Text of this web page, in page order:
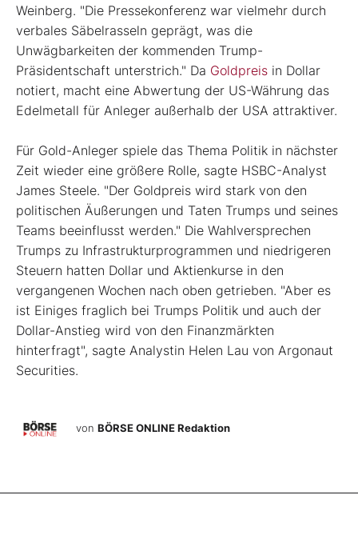
Weinberg. "Die Pressekonferenz war vielmehr durch
verbales Säbelrasseln geprägt, was die
Unwägbarkeiten der kommenden Trump-
Präsidentschaft unterstrich." Da Goldpreis in Dollar
notiert, macht eine Abwertung der US-Währung das
Edelmetall für Anleger außerhalb der USA attraktiver.
Für Gold-Anleger spiele das Thema Politik in nächster
Zeit wieder eine größere Rolle, sagte HSBC-Analyst
James Steele. "Der Goldpreis wird stark von den
politischen Äußerungen und Taten Trumps und seines
Teams beeinflusst werden." Die Wahlversprechen
Trumps zu Infrastrukturprogrammen und niedrigeren
Steuern hatten Dollar und Aktienkurse in den
vergangenen Wochen nach oben getrieben. "Aber es
ist Einiges fraglich bei Trumps Politik und auch der
Dollar-Anstieg wird von den Finanzmärkten
hinterfragt", sagte Analystin Helen Lau von Argonaut
Securities.
von BÖRSE ONLINE Redaktion